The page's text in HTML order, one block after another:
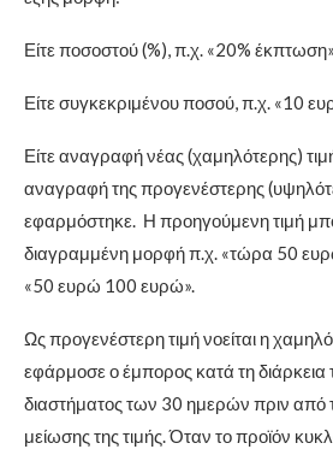
Είτε ποσοστού (%), π.χ. «20%
Είτε συγκεκριμένου ποσού, π.χ. «10
Είτε αναγραφή νέας (χαμηλότερης)
αναγραφή της προγενέστερης
εφαρμόστηκε. Η προηγούμενη τιμή
διαγραμμένη μορφή π.χ. «τώρα 50
«50 ευρώ 100 ευρώ».
Ως προγενέστερη τιμή νοείται η
εφάρμοσε ο έμπορος κατά τη διάρκεια
διαστήματος των 30 ημερών πριν από
μείωσης της τιμής. Όταν το προϊόν